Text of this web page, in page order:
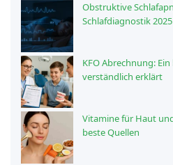
Obstruktive
Schlafdiagnostik 2025
KFO Abrechnung:
verständlich erklärt
Vitamine für Haut
beste Quellen